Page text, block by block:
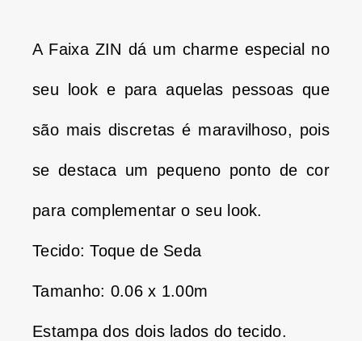
A Faixa ZIN dá um charme especial no
seu look e para aquelas pessoas que
são mais discretas é maravilhoso, pois
se destaca um pequeno ponto de cor
para complementar o seu look.
Tecido: Toque de Seda
Tamanho: 0.06 x 1.00m
Estampa dos dois lados do tecido.